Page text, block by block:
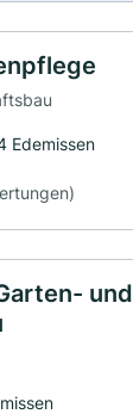
Edemissen
und